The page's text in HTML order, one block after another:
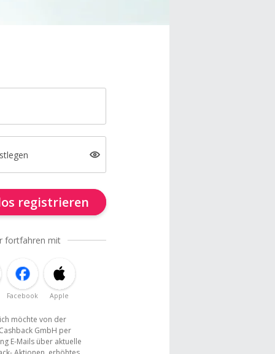
registrieren
fortfahren mit
Facebook Apple
ich möchte von der
GmbH per
E-Mails über aktuelle